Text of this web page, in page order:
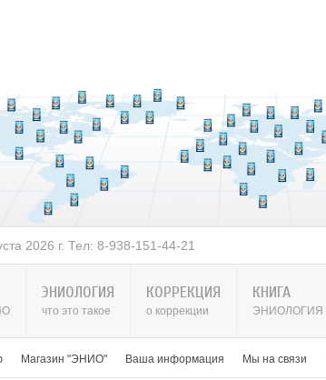
Тел: 8-938-151-44-21
ЭНИОЛОГИЯ
что это такое
КОРРЕКЦИЯ
о коррекции
КНИГА
ЭНИОЛОГИЯ
Магазин "ЭНИО" Ваша информация Мы на связи